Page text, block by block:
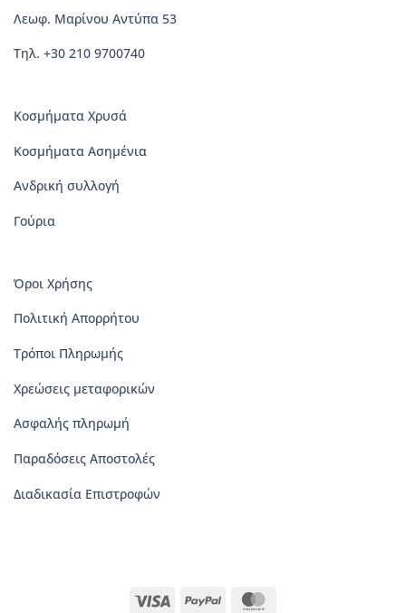
προϊόντος
Λεωφ. Μαρίνου Αντύπα 53
Τηλ. +30 210 9700740
Κοσμήματα Χρυσά
Κοσμήματα Ασημένια
Ανδρική συλλογή
Γούρια
Όροι Χρήσης
Πολιτική Απορρήτου
Τρόποι Πληρωμής
Χρεώσεις μεταφορικών
Ασφαλής πληρωμή
Παραδόσεις Αποστολές
Διαδικασία Επιστροφών
Visa PayPal